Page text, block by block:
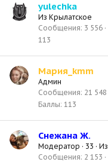
yulechka
Из Крылатское
Сообщения 3 556
113
Мария_kmm
Админ
Сообщения 21 548
Баллы 113
Снежана Ж.
Модератор · 33 · Из
Сообщения 2 153